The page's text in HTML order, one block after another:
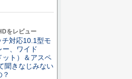
をレビュー
対応10.1型モ
、ワイド
ット）＆アスペ
聞きなじみない